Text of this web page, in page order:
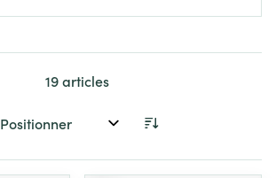
19articles
Trier par: